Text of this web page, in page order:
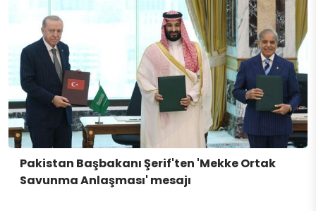
Pakistan Başbakanı Şerif'ten 'Mekke Ortak
Savunma Anlaşması' mesajı